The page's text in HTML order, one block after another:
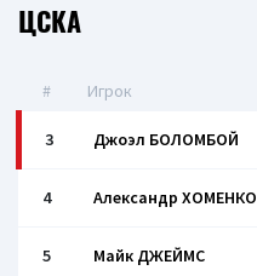
ЦСКА
# Игрок
3 Джоэл БОЛОМБОЙ
4 Александр ХОМЕНКО
5 Майк ДЖЕЙМС